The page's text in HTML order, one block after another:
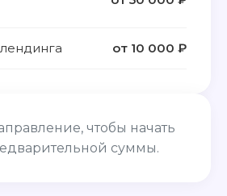
от 10 000 ₽
чтобы начать
суммы.